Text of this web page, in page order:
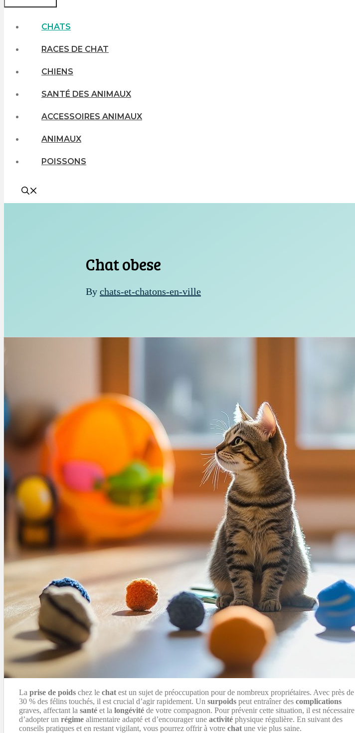
CHATS
RACES DE CHAT
CHIENS
SANTÉ DES ANIMAUX
ACCESSOIRES ANIMAUX
ANIMAUX
POISSONS
Chat obese
By chats-et-chatons-en-ville
La prise de poids chez le chat est un sujet de préoccupation pour de nombreux propriétaires. Avec près de
30 % des félins touchés, il est crucial d’agir rapidement. Un surpoids peut entraîner des complications
graves, affectant la santé et la longévité de votre compagnon. Pour prévenir cette situation, il est nécessaire
d’adopter un régime alimentaire adapté et d’encourager une activité physique régulière. En suivant des
conseils pratiques et en restant vigilant, vous pourrez offrir à votre chat une vie plus saine.